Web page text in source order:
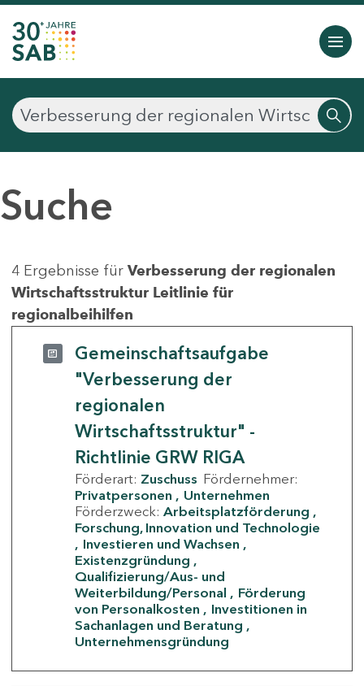
Suche
4 Ergebnisse für Verbesserung der regionalen
Wirtschaftsstruktur Leitlinie für
regionalbeihilfen
Gemeinschaftsaufgabe
"Verbesserung der
regionalen
Wirtschaftsstruktur" -
Richtlinie GRW RIGA
Förderart: Zuschuss Fördernehmer:
Privatpersonen
Unternehmen
Förderzweck: Arbeitsplatzförderung
Forschung, Innovation und Technologie
Investieren und Wachsen
Existenzgründung
Qualifizierung/Aus- und
Weiterbildung/Personal
Förderung
von Personalkosten
Investitionen in
Sachanlagen und Beratung
Unternehmensgründung